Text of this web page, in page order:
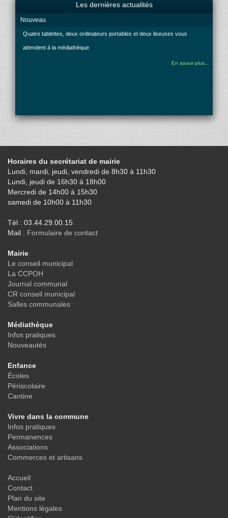
Les dernières actualités
Nouveau
Quatre tablettes, deux ordinateurs portables et deux liseuses vous
attendent à la médiathèque
En savoir plus...
Horaires du secrétariat de mairie
Lundi, mardi, jeudi, vendredi de 8h30 à 11h30
Lundi, jeudi de 16h30 à 18h00
Mercredi de 14h00 à 15h30
samedi de 10h00 à 11h30
Tél : 03.44.29.00.15
Mail : Formulaire de contact
Mairie
Le conseil municipal
La CCPOH
Journal communal
CR conseil municipal
Salles communales
Médiathèque
Infos pratiques
Nouveautés
Enfance
Écoles
Périscolaire
Cantine
Vivre dans la commune
Infos pratiques
Permanences
Associations
Commerces et artisans
Accueil
Contact
Plan du site
Mentions légales